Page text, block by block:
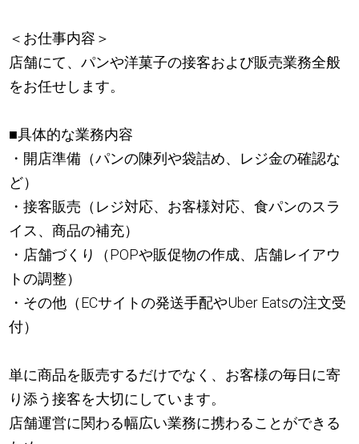
＜お仕事内容＞
店舗にて、パンや洋菓子の接客および販売業務全般
をお任せします。
■具体的な業務内容
・開店準備（パンの陳列や袋詰め、レジ金の確認な
ど）
・接客販売（レジ対応、お客様対応、食パンのスラ
イス、商品の補充）
・店舗づくり（POPや販促物の作成、店舗レイアウ
トの調整）
・その他（ECサイトの発送手配やUber Eatsの注文受
付）
単に商品を販売するだけでなく、お客様の毎日に寄
り添う接客を大切にしています。
店舗運営に関わる幅広い業務に携わることができる